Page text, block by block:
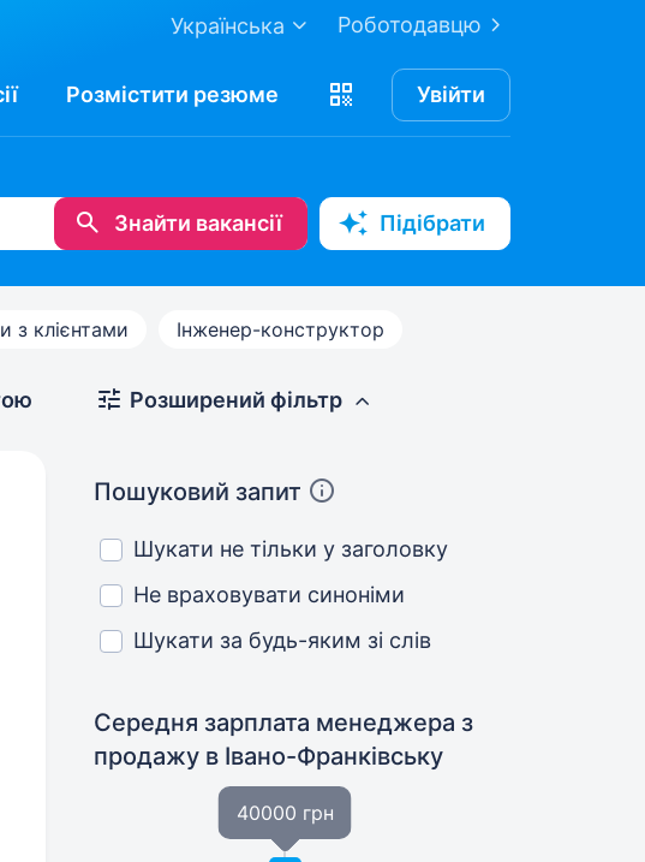
Роботодавцю
Українська
Розмістити резюме Увійти
Знайти вакансії Підібрати
з клієнтами Інженер-конструктор
Розширений фільтр
Пошуковий запит
Шукати не тільки у заголовку
Не враховувати синоніми
Шукати за будь-яким зі слів
Середня зарплата менеджера з
продажу в Івано-Франківську
40000 грн